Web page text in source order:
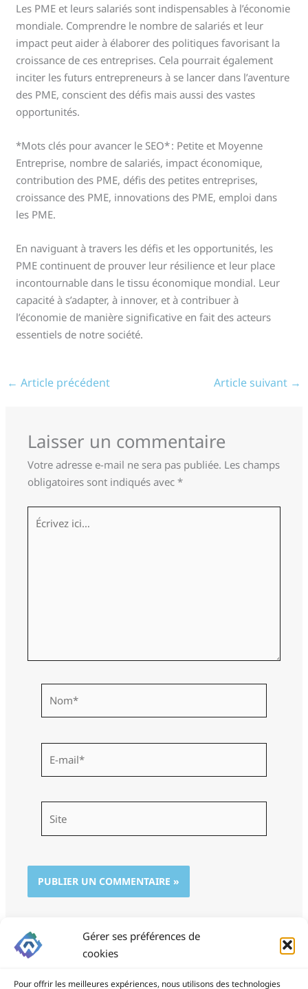
Gérer ses préférences de
cookies
Pour offrir les meilleures expériences, nous utilisons des technologies
Les PME et leurs salariés sont indispensables à l’économie
mondiale. Comprendre le nombre de salariés et leur
impact peut aider à élaborer des politiques favorisant la
croissance de ces entreprises. Cela pourrait également
inciter les futurs entrepreneurs à se lancer dans l’aventure
des PME, conscient des défis mais aussi des vastes
opportunités.
*Mots clés pour avancer le SEO* : Petite et Moyenne
Entreprise, nombre de salariés, impact économique,
contribution des PME, défis des petites entreprises,
croissance des PME, innovations des PME, emploi dans
les PME.
En naviguant à travers les défis et les opportunités, les
PME continuent de prouver leur résilience et leur place
incontournable dans le tissu économique mondial. Leur
capacité à s’adapter, à innover, et à contribuer à
l’économie de manière significative en fait des acteurs
essentiels de notre société.
← Article précédent Article suivant →
Laisser un commentaire
Votre adresse e-mail ne sera pas publiée. Les champs
obligatoires sont indiqués avec*
Écrivez
ici…
mail*